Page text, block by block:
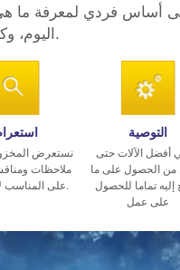
أساس فردي لمعرفة ما هي
اليوم، وكيف يمكن التخطيط للمستقبل.
نستعرض
ملاحظات
على المناسب لاحتياجاتك.
التوصية
أفضل الآلات حتى
من الحصول على ما
إليه تماما للحصول
على عمل